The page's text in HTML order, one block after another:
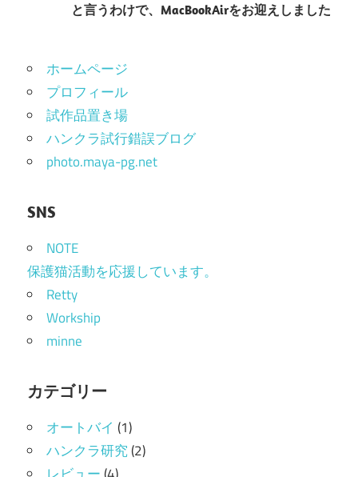
ー
シ
ョ
ン
と言うわけで、MacBookAirをお迎えしました
ホームページ
プロフィール
試作品置き場
ハンクラ試行錯誤ブログ
photo.maya-pg.net
SNS
NOTE
保護猫活動を応援しています。
Retty
Workship
minne
カテゴリー
オートバイ (1)
ハンクラ研究(2)